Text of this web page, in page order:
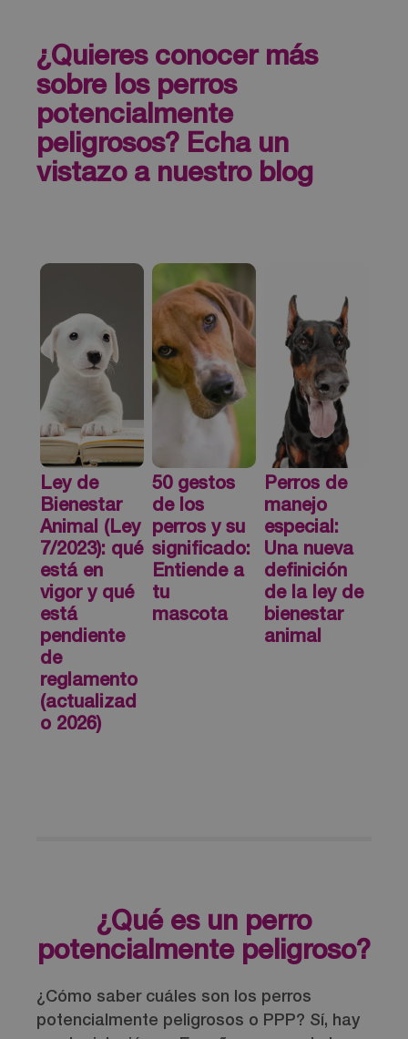
¿Quieres conocer más
sobre los perros
potencialmente
peligrosos? Echa un
vistazo a nuestro blog
Ley de
Bienestar
Animal (Ley
7/2023): qué
está en
vigor y qué
está
pendiente
de
reglamento
(actualizad
o 2026)
50 gestos
de los
perros y su
significado:
Entiende a
tu
mascota
Perros de
manejo
especial:
Una nueva
definición
de la ley de
bienestar
animal
¿Qué es un perro
potencialmente peligroso?
¿Cómo saber cuáles son los perros
potencialmente peligrosos o PPP? Sí, hay